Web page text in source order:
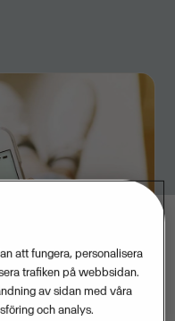
att fungera, personalisera
trafiken på webbsidan.
av sidan med våra
och analys.